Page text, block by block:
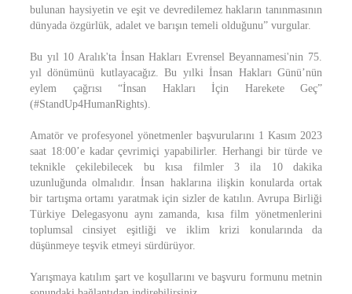
bulunan haysiyetin ve eşit ve devredilemez hakların tanınmasının
dünyada özgürlük, adalet ve barışın temeli olduğunu” vurgular.
Bu yıl 10 Aralık'ta İnsan Hakları Evrensel Beyannamesi'nin 75.
yıl dönümünü kutlayacağız. Bu yılki İnsan Hakları Günü’nün
eylem çağrısı “İnsan Hakları İçin Harekete Geç”
(#StandUp4HumanRights).
Amatör ve profesyonel yönetmenler başvurularını 1 Kasım 2023
saat 18:00’e kadar çevrimiçi yapabilirler. Herhangi bir türde ve
teknikle çekilebilecek bu kısa filmler 3 ila 10 dakika
uzunluğunda olmalıdır. İnsan haklarına ilişkin konularda ortak
bir tartışma ortamı yaratmak için sizler de katılın. Avrupa Birliği
Türkiye Delegasyonu aynı zamanda, kısa film yönetmenlerini
toplumsal cinsiyet eşitliği ve iklim krizi konularında da
düşünmeye teşvik etmeyi sürdürüyor.
Yarışmaya katılım şart ve koşullarını ve başvuru formunu metnin